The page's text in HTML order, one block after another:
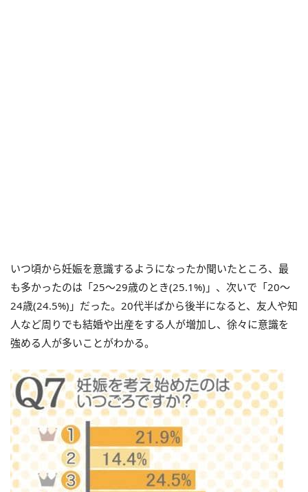
いつ頃から妊娠を意識するようになったか聞いたところ、最
も多かったのは「25～29歳のとき(25.1%)」、次いで「20～
24歳(24.5%)」だった。20代半ばから後半になると、友人や知
人など周りでも結婚や出産をする人が増加し、徐々に意識を
強める人が多いことがわかる。